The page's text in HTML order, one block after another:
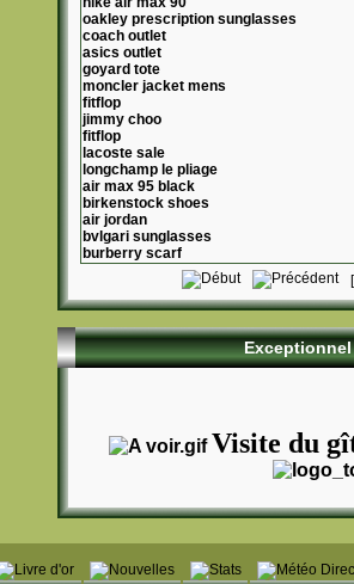
oakley prescription sunglasses
coach outlet
asics outlet
goyard tote
moncler jacket mens
fitflop
jimmy choo
fitflop
lacoste sale
longchamp le pliage
air max 95 black
birkenstock shoes
air jordan
bvlgari sunglasses
burberry scarf
Visite du